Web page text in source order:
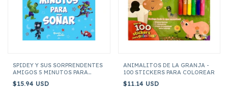
SPIDEY Y SUS SORPRENDENTES
AMIGOS 5 MINUTOS PARA
$15.94 USD
ANIMALITOS DE LA GRANJA -
100 STICKERS PARA COLOREAR
$11.14 USD